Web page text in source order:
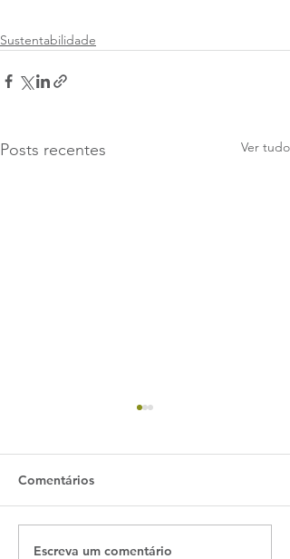
Sustentabilidade
Posts recentes Ver tudo
07 filmes e
Comentários
Escreva um comentário